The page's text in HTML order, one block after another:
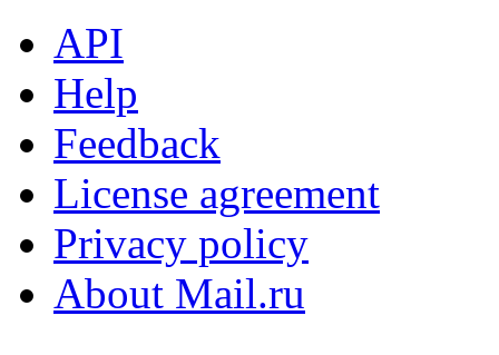
API
Help
Feedback
License agreement
Privacy policy
About Mail.ru